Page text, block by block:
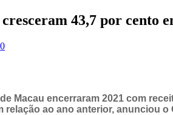
43,7 por cento
0
Macau encerraram 2021 com
relação ao ano anterior, anunciou